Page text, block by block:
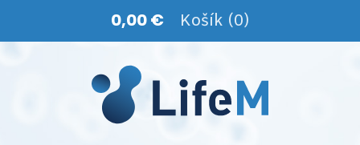
0,00 € Košík (0)